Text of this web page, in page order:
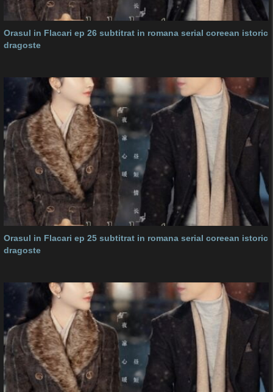
Orasul in Flacari ep 26 subtitrat in romana serial coreean istoric
dragoste
Orasul in Flacari ep 25 subtitrat in romana serial coreean istoric
dragoste